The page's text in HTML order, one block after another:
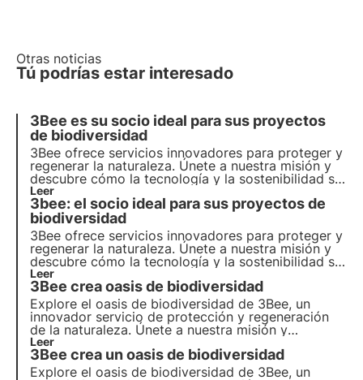
Otras noticias
Tú podrías estar interesado
3Bee es su socio ideal para sus proyectos
de biodiversidad
3Bee ofrece servicios innovadores para proteger y
regenerar la naturaleza. Únete a nuestra misión y
descubre cómo la tecnología y la sostenibilidad se
unen para crear un futuro más verde para las
empresas y el planeta.
Leer
3bee: el socio ideal para sus proyectos de
biodiversidad
3Bee ofrece servicios innovadores para proteger y
regenerar la naturaleza. Únete a nuestra misión y
descubre cómo la tecnología y la sostenibilidad se
unen para crear un futuro más verde para las
empresas y el planeta.
Leer
3Bee crea oasis de biodiversidad
Explore el oasis de biodiversidad de 3Bee, un
innovador servicio de protección y regeneración
de la naturaleza. Únete a nuestra misión y
descubre cómo la tecnología y la sostenibilidad se
unen para crear un futuro más verde para las
empresas y el planeta.
Leer
3Bee crea un oasis de biodiversidad
Explore el oasis de biodiversidad de 3Bee, un